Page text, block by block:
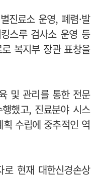
진료소 운영, 폐렴·발
스루 검사소 운영 등
복지부 장관 표창을
및 관리를 통한 전문
했고, 진료분야 시스
수립에 중추적인 역
현재 대한신경손상